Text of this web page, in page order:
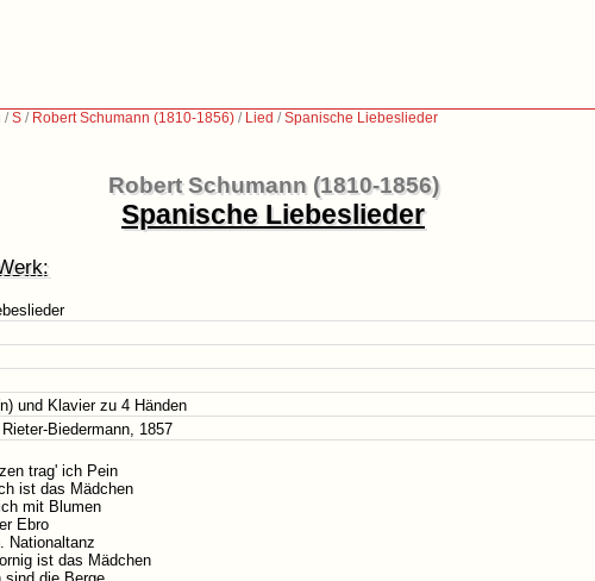
/S / Robert Schumann (1810-1856) / Lied /Spanische Liebeslieder
Robert Schumann (1810-1856)
Spanische Liebeslieder
und Klavier zu 4 Händen
Biedermann, 1857
trag' ich Pein
ist das Mädchen
mit Blumen
Ebro
Nationaltanz
ist das Mädchen